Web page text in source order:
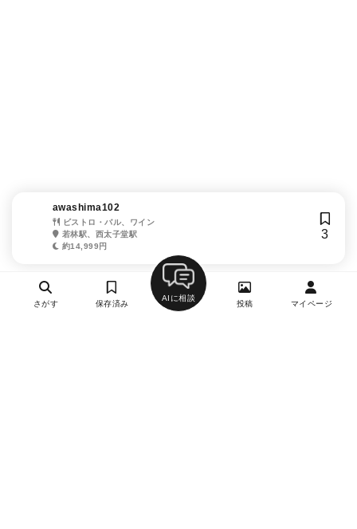
awashima102
ビストロ・バル、ワイン
若林駅、西太子堂駅
約14,999円
3
さがす 保存済み
AIに相談
投稿 マイページ